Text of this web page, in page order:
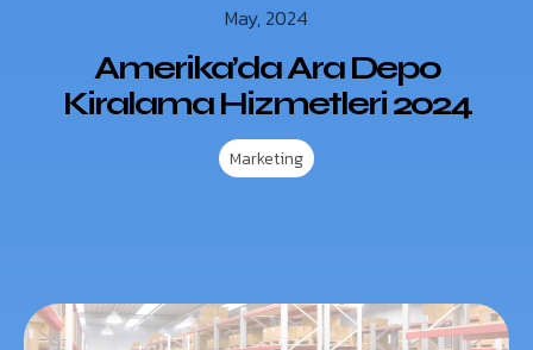
May, 2024
Amerika’da Ara Depo
Kiralama Hizmetleri 2024
Marketing